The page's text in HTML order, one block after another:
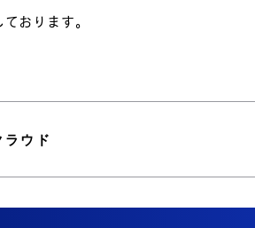
おります。
ラウド